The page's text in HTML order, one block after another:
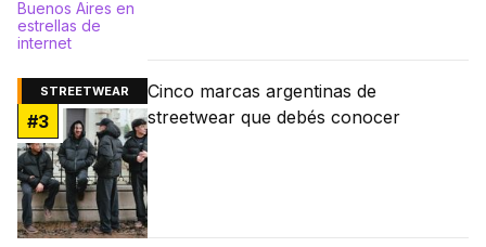
STREETWEAR
#3
Cinco marcas argentinas de
streetwear que debés conocer